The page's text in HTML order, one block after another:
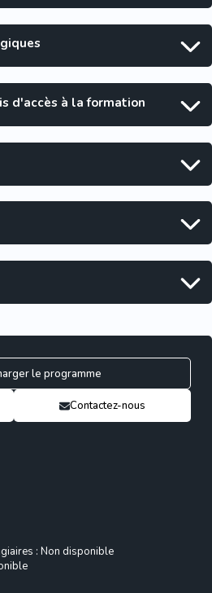
d'accès à la formation
le programme
Contactez-nous
: Non disponible